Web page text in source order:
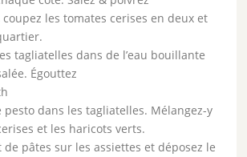
les tomates cerises en deux et
tagliatelles dans de l’eau bouillante
Égouttez
pesto dans les tagliatelles. Mélangez-y
et les haricots verts.
de pâtes sur les assiettes et déposez le